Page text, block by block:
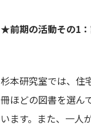
★前期の活動その1
杉本研究室では、住
冊ほどの図書を選ん
います。また、一人